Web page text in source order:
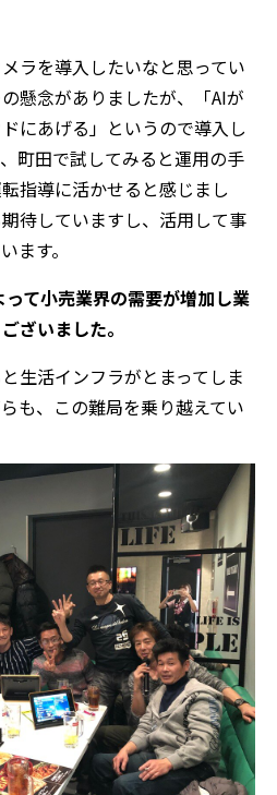
ラを導入したいなと思ってい
懸念がありましたが、「AIが
にあげる」というので導入し
町田で試してみると運用の手
指導に活かせると感じまし
待していますし、活用して事
ます。
て小売業界の需要が増加し業
ざいました。
生活インフラがとまってしま
も、この難局を乗り越えてい